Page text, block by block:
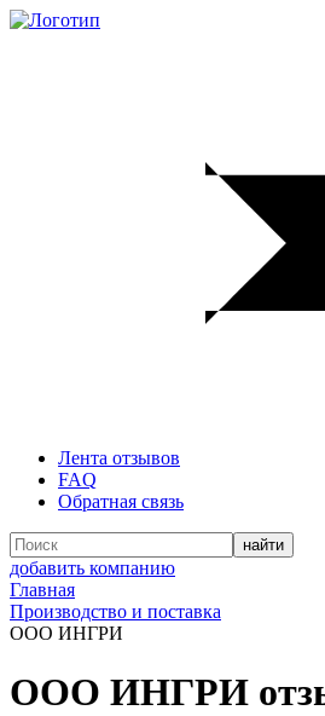
Лента отзывов
FAQ
Обратная связь
добавить компанию
Главная
Производство и поставка
ООО ИНГРИ
ООО ИНГРИ